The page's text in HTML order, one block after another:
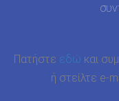
Πατήστε εδώ και
ή στείλτε e-